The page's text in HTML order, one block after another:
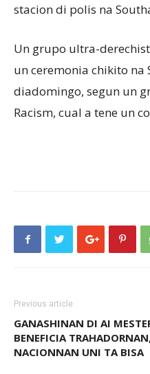
stacion di polis na
Un grupo ultra-
un ceremonia chikito na
diadomingo, segun un
Racism, cual a tene un
Previous article
GANASHINAN DI AI
BENEFICIA
NACIONNAN UNI TA BISA